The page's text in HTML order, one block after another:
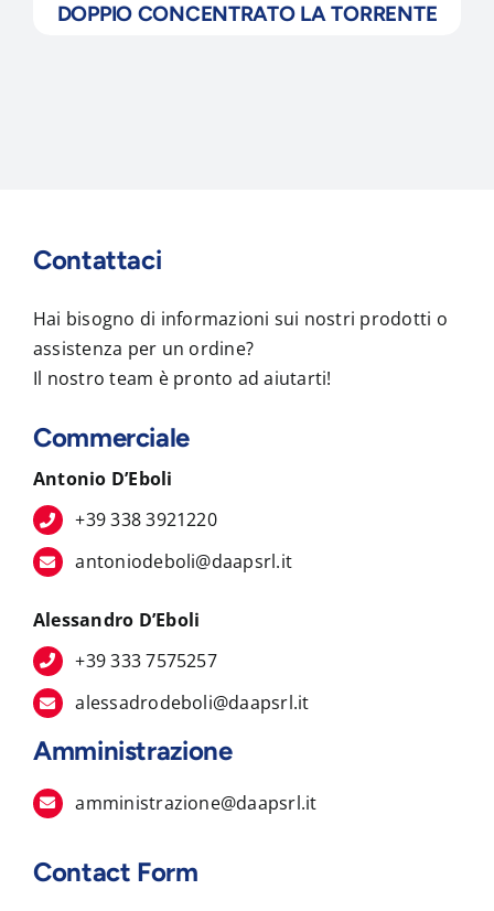
DOPPIO CONCENTRATO LA TORRENTE
Contattaci
Hai bisogno di informazioni sui nostri prodotti o
assistenza per un ordine?
Il nostro team è pronto ad aiutarti!
Commerciale
Antonio D’Eboli
+39 338 3921220
antoniodeboli@daapsrl.it
Alessandro D’Eboli
+39 333 7575257
alessadrodeboli@daapsrl.it
Amministrazione
amministrazione@daapsrl.it
Contact Form